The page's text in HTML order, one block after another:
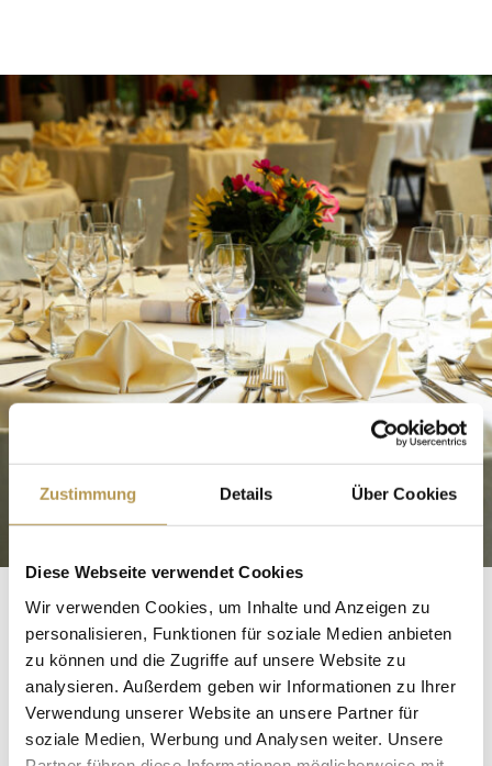
Zustimmung Details Über Cookies
Diese Webseite verwendet Cookies
Wir verwenden Cookies, um Inhalte und Anzeigen zu
personalisieren, Funktionen für soziale Medien anbieten
zu können und die Zugriffe auf unsere Website zu
analysieren. Außerdem geben wir Informationen zu Ihrer
Verwendung unserer Website an unsere Partner für
soziale Medien, Werbung und Analysen weiter. Unsere
PREMISES
At Seehotel Leoni you will find the perfect setting
for unforgettable hours with friends, relatives or
colleagues. Get to know our versatile premises for